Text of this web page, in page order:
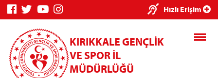
Hızlı Erişim
KIRIKKALE GENÇLİK
VE SPOR İL
MÜDÜRLÜĞÜ